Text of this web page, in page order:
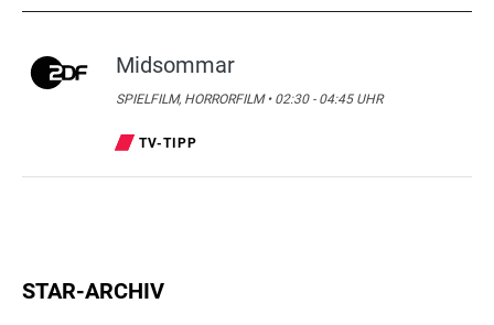
Midsommar
SPIELFILM, HORRORFILM • 02:30 - 04:45 UHR
TV-TIPP
STAR-ARCHIV